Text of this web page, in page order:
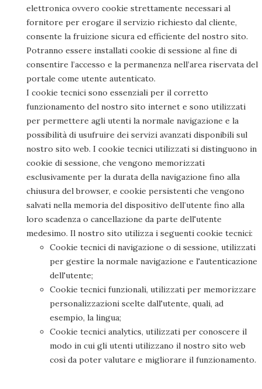
elettronica ovvero cookie strettamente necessari al
fornitore per erogare il servizio richiesto dal cliente,
consente la fruizione sicura ed efficiente del nostro sito.
Potranno essere installati cookie di sessione al fine di
consentire l’accesso e la permanenza nell’area riservata del
portale come utente autenticato.
I cookie tecnici sono essenziali per il corretto
funzionamento del nostro sito internet e sono utilizzati
per permettere agli utenti la normale navigazione e la
possibilità di usufruire dei servizi avanzati disponibili sul
nostro sito web. I cookie tecnici utilizzati si distinguono in
cookie di sessione, che vengono memorizzati
esclusivamente per la durata della navigazione fino alla
chiusura del browser, e cookie persistenti che vengono
salvati nella memoria del dispositivo dell’utente fino alla
loro scadenza o cancellazione da parte dell'utente
medesimo. Il nostro sito utilizza i seguenti cookie tecnici:
Cookie tecnici di navigazione o di sessione, utilizzati
per gestire la normale navigazione e l'autenticazione
dell'utente;
Cookie tecnici funzionali, utilizzati per memorizzare
personalizzazioni scelte dall'utente, quali, ad
esempio, la lingua;
Cookie tecnici analytics, utilizzati per conoscere il
modo in cui gli utenti utilizzano il nostro sito web
così da poter valutare e migliorare il funzionamento.